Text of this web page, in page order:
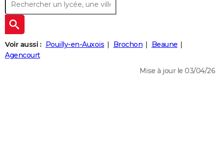
Forum
Aménagement intérieur
Extérieur
Cuisine
Salle de bains
Jardinage
Rangement
+WEEK-END
Guides de France
Escapades
Patrimoine
Expositions
Musées
Week-end nature
+
LIFESTYLE
Art de vivre
Bien-être
Loisirs
Mode
Modes de vie
+SANTE
Voir aussi : Pouilly-en-Auxois Brochon
Beaune
Agencourt
Mise à jour le 03/04/26